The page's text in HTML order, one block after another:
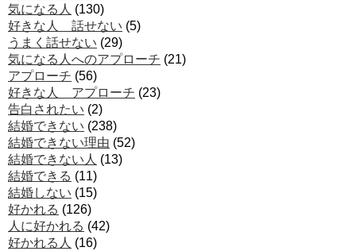
気になる人 (130)
好きな人 話せない (5)
うまく話せない (29)
気になる人へのアプローチ (21)
アプローチ (56)
好きな人 アプローチ (23)
告白されたい (2)
結婚できない (238)
結婚できない理由 (52)
結婚できない人 (13)
結婚できる (11)
結婚しない (15)
好かれる (126)
人に好かれる (42)
好かれる人 (16)